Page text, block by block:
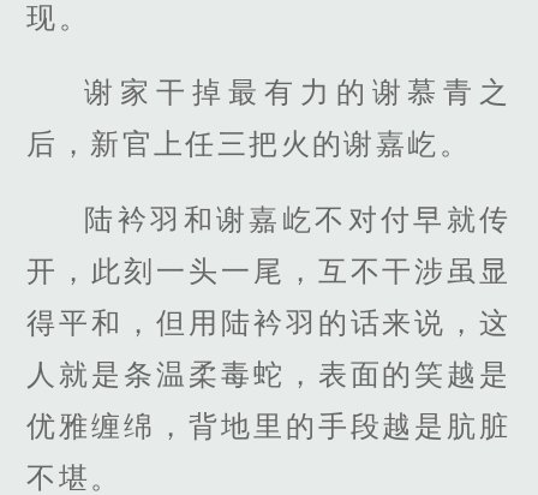
现。
谢家干掉最有力的谢慕青之
后，新官上任三把火的谢嘉屹。
陆衿羽和谢嘉屹不对付早就传
开，此刻一头一尾，互不干涉虽显
得平和，但用陆衿羽的话来说，这
人就是条温柔毒蛇，表面的笑越是
优雅缠绵，背地里的手段越是肮脏
不堪。